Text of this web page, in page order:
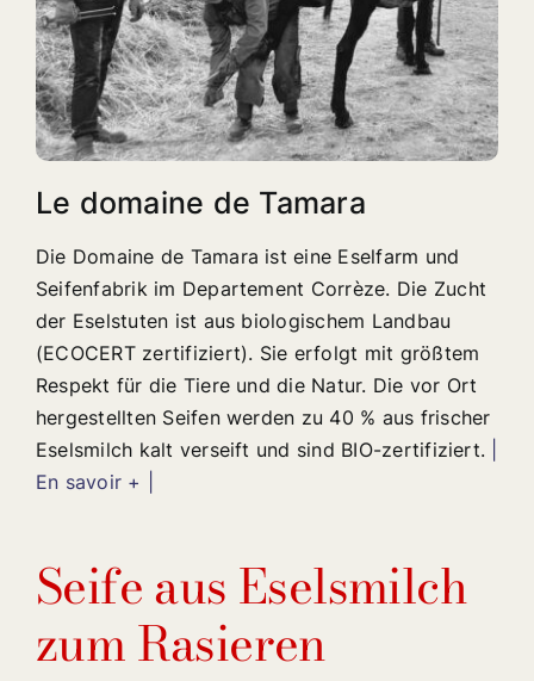
Le domaine de Tamara
Die Domaine de Tamara ist eine Eselfarm und
Seifenfabrik im Departement Corrèze. Die Zucht
der Eselstuten ist aus biologischem Landbau
(ECOCERT zertifiziert). Sie erfolgt mit größtem
Respekt für die Tiere und die Natur. Die vor Ort
hergestellten Seifen werden zu 40 % aus frischer
Eselsmilch kalt verseift und sind BIO-zertifiziert.
En savoir + |
Seife aus Eselsmilch
zum Rasieren